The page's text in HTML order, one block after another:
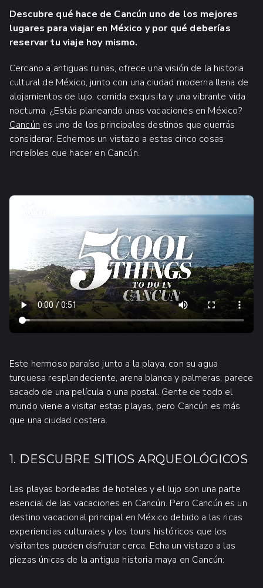
Descubre qué hace de Cancún uno de los mejores
lugares para viajar en México y por qué deberías
reservar tu viaje hoy mismo.
Cercano a antiguas ruinas, ofrece una visión de la historia
cultural de México, junto con una ciudad moderna llena de
alojamientos de lujo, comida exquisita y una vibrante vida
nocturna. ¿Estás planeando unas vacaciones en México?
Cancún es uno de los principales destinos que querrás
considerar. Echemos un vistazo a estas cinco cosas
increíbles que hacer en Cancún.
Este hermoso paraíso junto a la playa, con su agua
turquesa resplandeciente, arena blanca y palmeras, parece
sacado de una película o una postal. Gente de todo el
mundo viene a visitar estas playas, pero Cancún es más
que una ciudad costera.
1. DESCUBRE SITIOS ARQUEOLÓGICOS
Las playas bordeadas de hoteles y el lujo son una parte
esencial de las vacaciones en Cancún. Pero Cancún es un
destino vacacional principal en México debido a las ricas
experiencias culturales y los tours históricos que los
visitantes pueden disfrutar cerca. Echa un vistazo a las
piezas únicas de la antigua historia maya en Cancún: